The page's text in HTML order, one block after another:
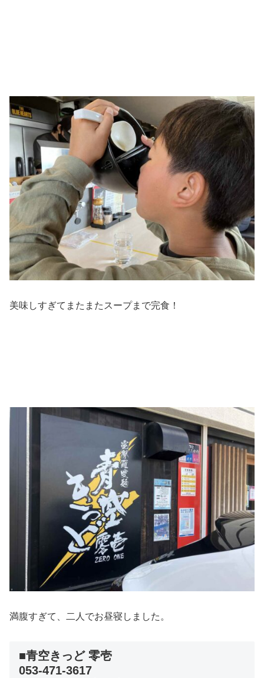
美味しすぎてまたまたスープまで完食！
満腹すぎて、二人でお昼寝しました。
■青空きっど 零壱
053-471-3617